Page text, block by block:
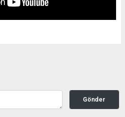
Gönder